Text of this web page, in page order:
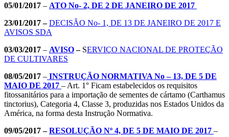
05/01/2017 – ATO No- 2, DE 2 DE JANEIRO DE 2017
23/01/2017 –DECISÃO No- 1, DE 13 DE JANEIRO DE 2017 E
AVISOS SDA
03/03/2017 – AVISO– SERVIÇO NACIONAL DE PROTEÇÃO
DE CULTIVARES
08/05/2017 – INSTRUÇÃO NORMATIVA No – 13, DE 5 DE
MAIO DE 2017 – Art. 1° Ficam estabelecidos os requisitos
fitossanitários para a importação de sementes de cártamo (Carthamus
tinctorius), Categoria 4, Classe 3, produzidas nos Estados Unidos da
América, na forma desta Instrução Normativa.
09/05/2017 –RESOLUÇÃO Nº 4, DE 5 DE MAIO DE 2017 –